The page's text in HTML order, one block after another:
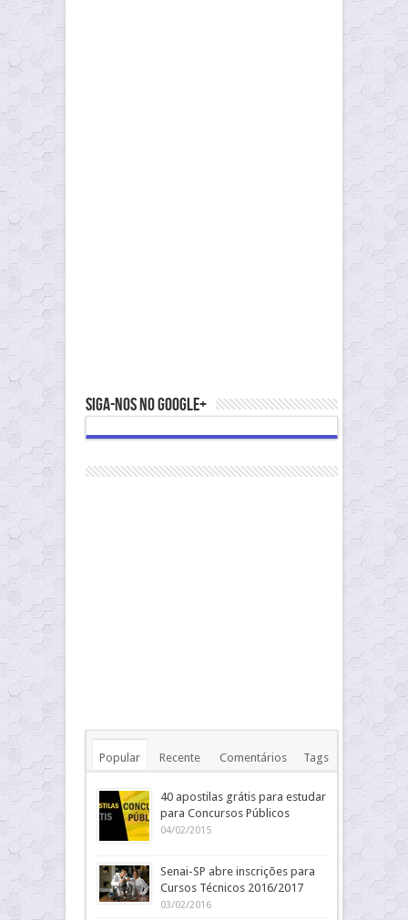
Siga-nos no Google+
Popular Recente Comentários Tags
40 apostilas grátis para estudar
para Concursos Públicos
04/02/2015
Senai-SP abre inscrições para
Cursos Técnicos 2016/2017
03/02/2016